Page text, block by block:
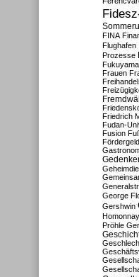
FINA
Flughafen
Prozesse
Fukuyama
Frauen
Friedrich
Fudan-
Fusion
George
Gershwin
Homonnay
Pröhle